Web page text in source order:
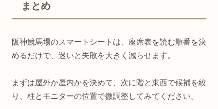
まとめ
阪神競馬場のスマートシートは、座席表を読む順番を決
めるだけで、迷いと失敗を大きく減らせます。
まずは屋外か屋内かを決めて、次に階と東西で候補を絞
り、柱とモニターの位置で微調整してみてください。